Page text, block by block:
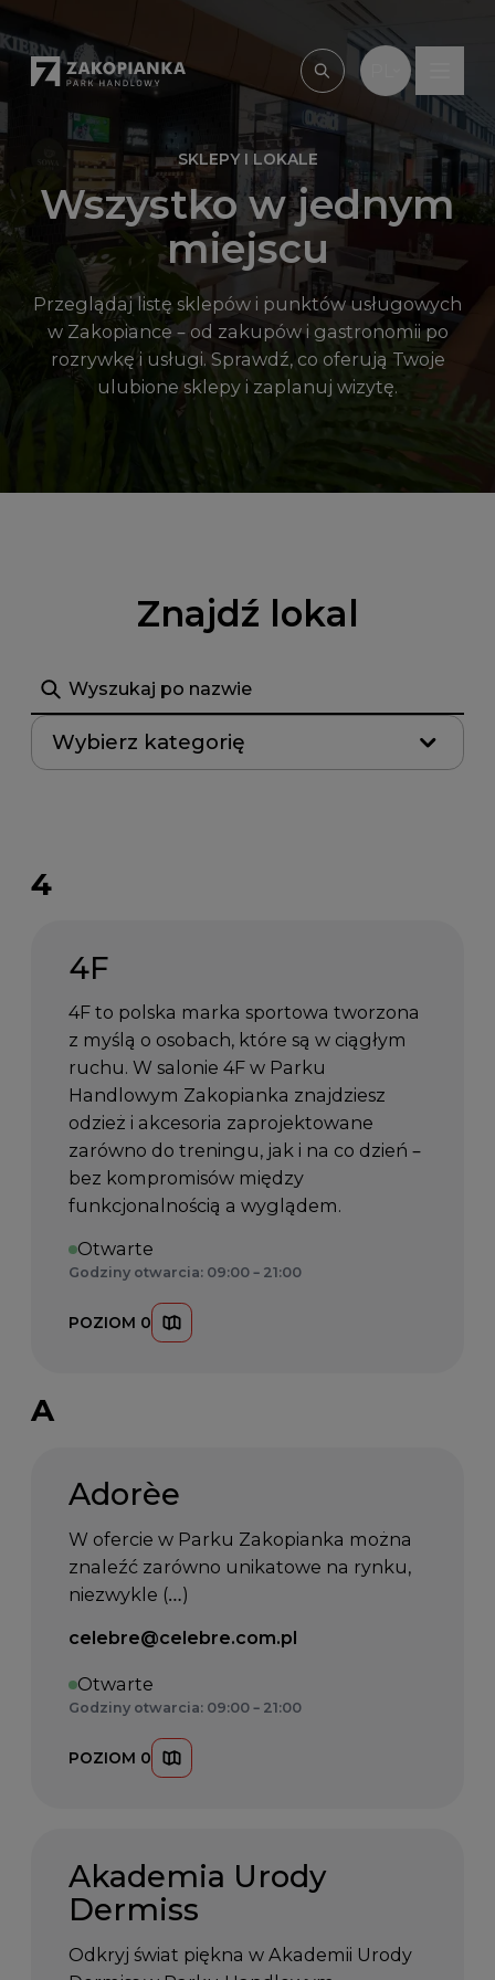
Przejdź do treści
Wpisz, czego
SKLEPY I LOKALE
Wszystko w jednym
miejscu
Przeglądaj listę sklepów i punktów usługowych
w Zakopiance – od zakupów i gastronomii po
rozrywkę i usługi. Sprawdź, co oferują Twoje
ulubione sklepy i zaplanuj wizytę.
Znajdź lokal
Szukaj
Wybierz kategorię
4
4F
4F to polska marka sportowa tworzona
z myślą o osobach, które są w ciągłym
ruchu. W salonie 4F w Parku
Handlowym Zakopianka znajdziesz
odzież i akcesoria zaprojektowane
zarówno do treningu, jak i na co dzień –
bez kompromisów między
funkcjonalnością a wyglądem.
Otwarte
Godziny otwarcia: 09:00 – 21:00
POZIOM 0
A
Adorèe
W ofercie w Parku Zakopianka można
znaleźć zarówno unikatowe na rynku,
niezwykle (…)
Email kontaktowy:
celebre@celebre.com.pl
Otwarte
Godziny otwarcia: 09:00 – 21:00
POZIOM 0
Akademia Urody
Dermiss
Odkryj świat piękna w Akademii Urody